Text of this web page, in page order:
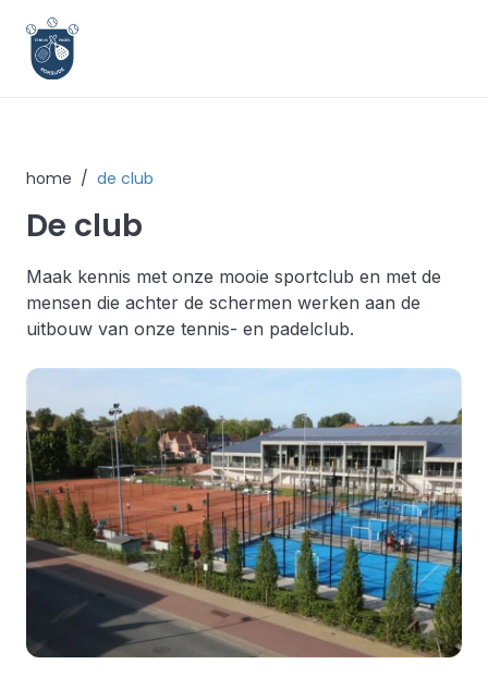
home / de club
De club
Maak kennis met onze mooie sportclub en met de
mensen die achter de schermen werken aan de
uitbouw van onze tennis- en padelclub.